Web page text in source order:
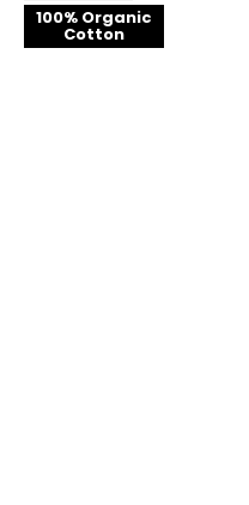
100% Organic
Cotton